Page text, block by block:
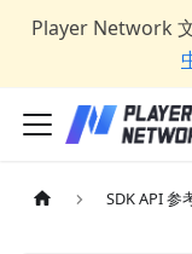
Player Network
SDK API 参